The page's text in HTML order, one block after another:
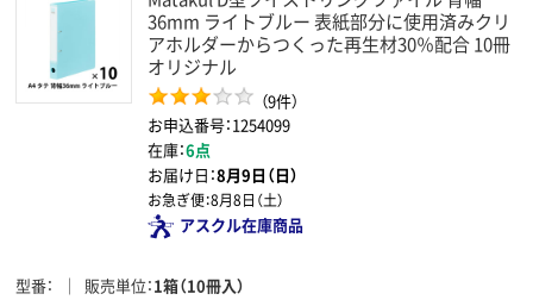
36mm ライトブルー 表紙部分に使用済みクリ
アホルダーからつくった再生材30％配合 10冊
オリジナル
（9件）
お申込番号：1254099
在庫：6点
お届け日：8月9日（日）
お急ぎ便：8月8日（土）
アスクル在庫商品
型番 販売単位 1箱（10冊入）